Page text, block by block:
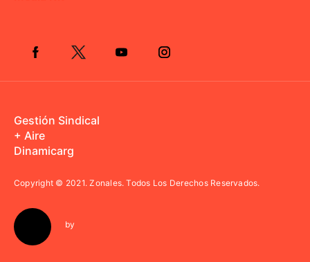
Gestión Sindical
+ Aire
Dinamicarg
Copyright © 2021.Zonales. Todos Los Derechos Reservados.
by